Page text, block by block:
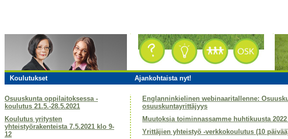
Koulutukset Ajankohtaista nyt!
Osuuskunta oppilaitoksessa -
koulutus 21.5.-28.5.2021
Koulutus yritysten
yhteistyörakenteista 7.5.2021 klo 9-
12
Englanninkielinen webinaaritallenne:
osuuskuntayrittäjyys
Muutoksia toiminnassamme huhtikuusta
Yrittäjien yhteistyö -verkkokoulutus (10